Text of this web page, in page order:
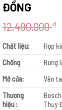
ĐỒNG
12.490.000₫
Chất liệu:
Hợp
Chống
Rung
Mở cửa:
Vân
Thương
hiệu :
Thụy